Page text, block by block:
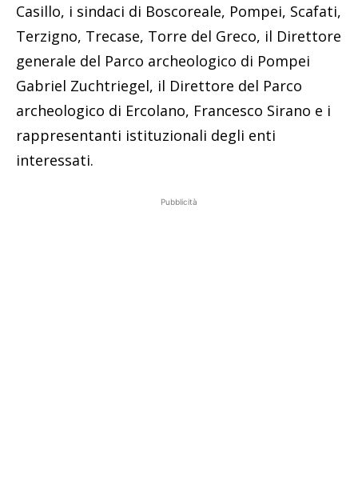
Casillo, i sindaci di Boscoreale, Pompei, Scafati,
Terzigno, Trecase, Torre del Greco, il Direttore
generale del Parco archeologico di Pompei
Gabriel Zuchtriegel, il Direttore del Parco
archeologico di Ercolano, Francesco Sirano e i
rappresentanti istituzionali degli enti
interessati.
Pubblicità